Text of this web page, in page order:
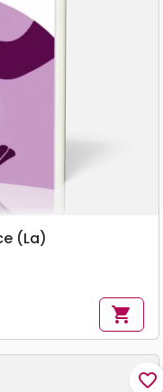
(La)
shopping_cart
favorite_border